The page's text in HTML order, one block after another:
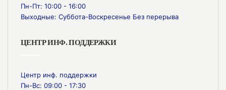
Пн-Пт: 10:00 - 16:00
Выходные: Суббота-Воскресенье Без перерыва
ЦЕНТР ИНФ. ПОДДЕРЖКИ
Центр инф. поддержки
Пн-Вс: 09:00 - 17:30